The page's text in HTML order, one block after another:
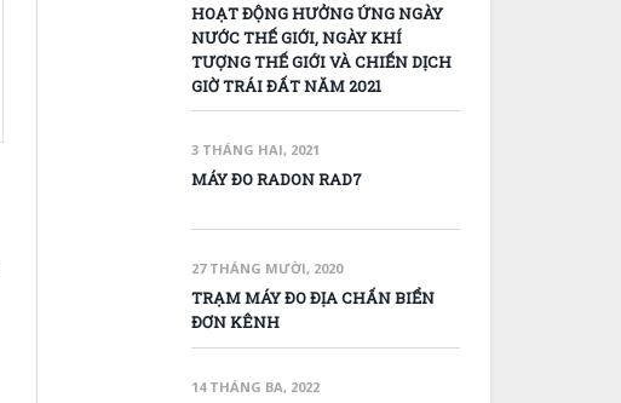
HOẠT ĐỘNG HƯỞNG ỨNG NGÀY
NƯỚC THẾ GIỚI, NGÀY KHÍ
TƯỢNG THẾ GIỚI VÀ CHIẾN DỊCH
GIỜ TRÁI ĐẤT NĂM 2021
3 THÁNG HAI, 2021
MÁY ĐO RADON RAD7
27 THÁNG MƯỜI, 2020
TRẠM MÁY ĐO ĐỊA CHẤN BIỂN
ĐƠN KÊNH
14 THÁNG BA, 2022